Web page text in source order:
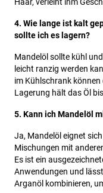
Haar, verleiht ihm
4. Wie lange ist kalt
sollte ich es lagern?
Mandelöl sollte kühl
leicht ranzig werden
im Kühlschrank
Lagerung hält das Öl
5. Kann ich Mandelöl
Ja, Mandelöl eignet
Mischungen mit
Es ist ein
Anwendungen und
Arganöl kombinieren,